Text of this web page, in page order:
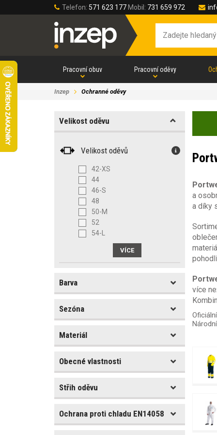
Telefon: 571 623 177 Mobil: 731 659 972
Pracovní obuv Pracovní oděvy
Inzep Ochranné oděvy
Velikost oděvu
Velikost oděvů
42-XS
44
46-S
48
50-M
52
54-L
Barva
Barva
Sezóna
Sezóna
celoroční
zima
Materiál
Materiál
Obecné vlastnosti
Typ oděvu
blůza
Střih oděvu
Kapsa na mobil
Ochrana proti chladu EN14058
a
a díky
více